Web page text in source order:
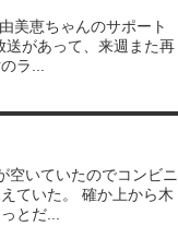
美恵ちゃんのサポート
送があって、来週また再
ラ...
空いていたのでコンビニ
ていた。 確か上から木
とだ...